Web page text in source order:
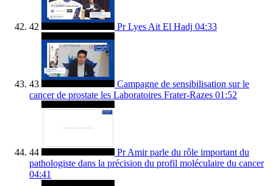
42 Pr Lyes Ait El Hadj 04:33
43
Campagne de sensibilisation sur le
cancer de prostate les Laboratoires Frater-Razes 01:52
44
Pr Amir parle du rôle important du
pathologiste dans la précision du profil moléculaire du cancer
04:41